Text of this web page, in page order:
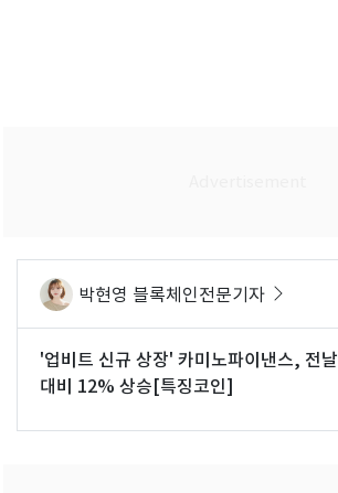
박현영 블록체인전문기자
'업비트 신규 상장' 카미노파이낸스, 전날
대비 12% 상승[특징코인]